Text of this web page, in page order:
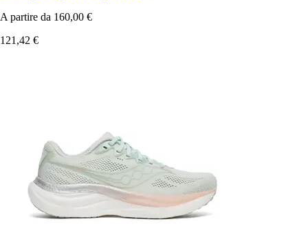
A partire da 160,00 €
121,42 €